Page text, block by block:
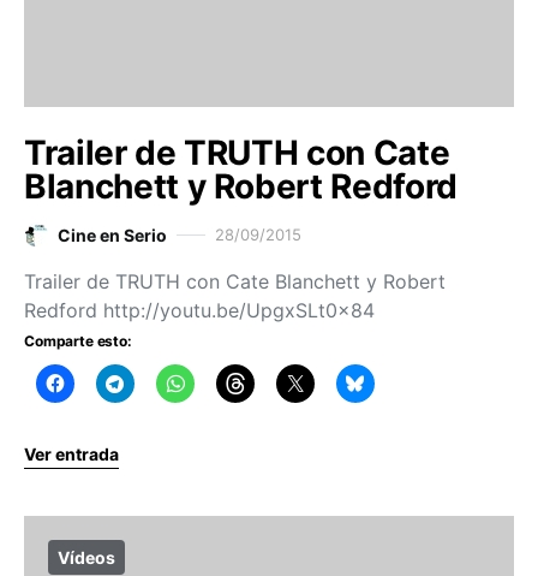
Trailer de TRUTH con Cate
Blanchett y Robert Redford
Cine en Serio 28/09/2015
Trailer de TRUTH con Cate Blanchett y Robert
Redford http://youtu.be/UpgxSLt0x84
Comparte esto:
Ver entrada
Vídeos